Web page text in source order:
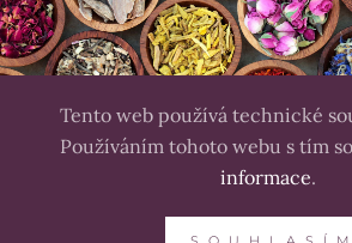
Tento web používá technické
Používáním tohoto webu s tím
informace.